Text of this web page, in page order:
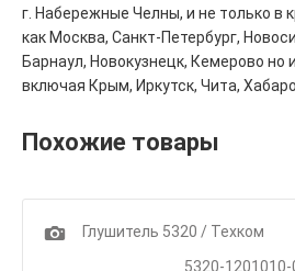
г. Набережные Челны, и не только в
как Москва, Санкт-Петербург,
Барнаул, Новокузнецк, Кемерово но
включая Крым, Иркутск, Чита,
Похожие товары
1
Глушитель 5320 / Техком
5320-1201010-